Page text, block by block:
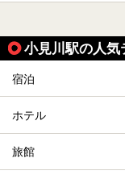
小見川駅の人気
宿泊
ホテル
旅館